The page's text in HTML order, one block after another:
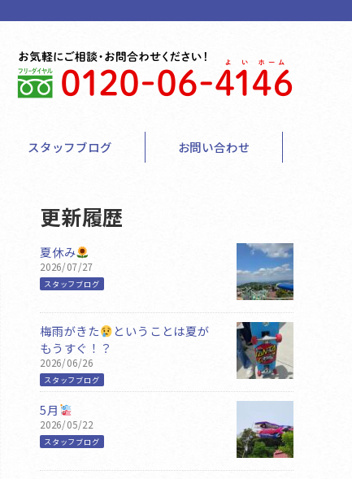
スタッフブログ お問い合わせ
更新履歴
夏休み
2026/07/27
スタッフブログ
梅雨がきた
ということは夏が
もうすぐ！？
2026/06/26
スタッフブログ
5月
2026/05/22
スタッフブログ